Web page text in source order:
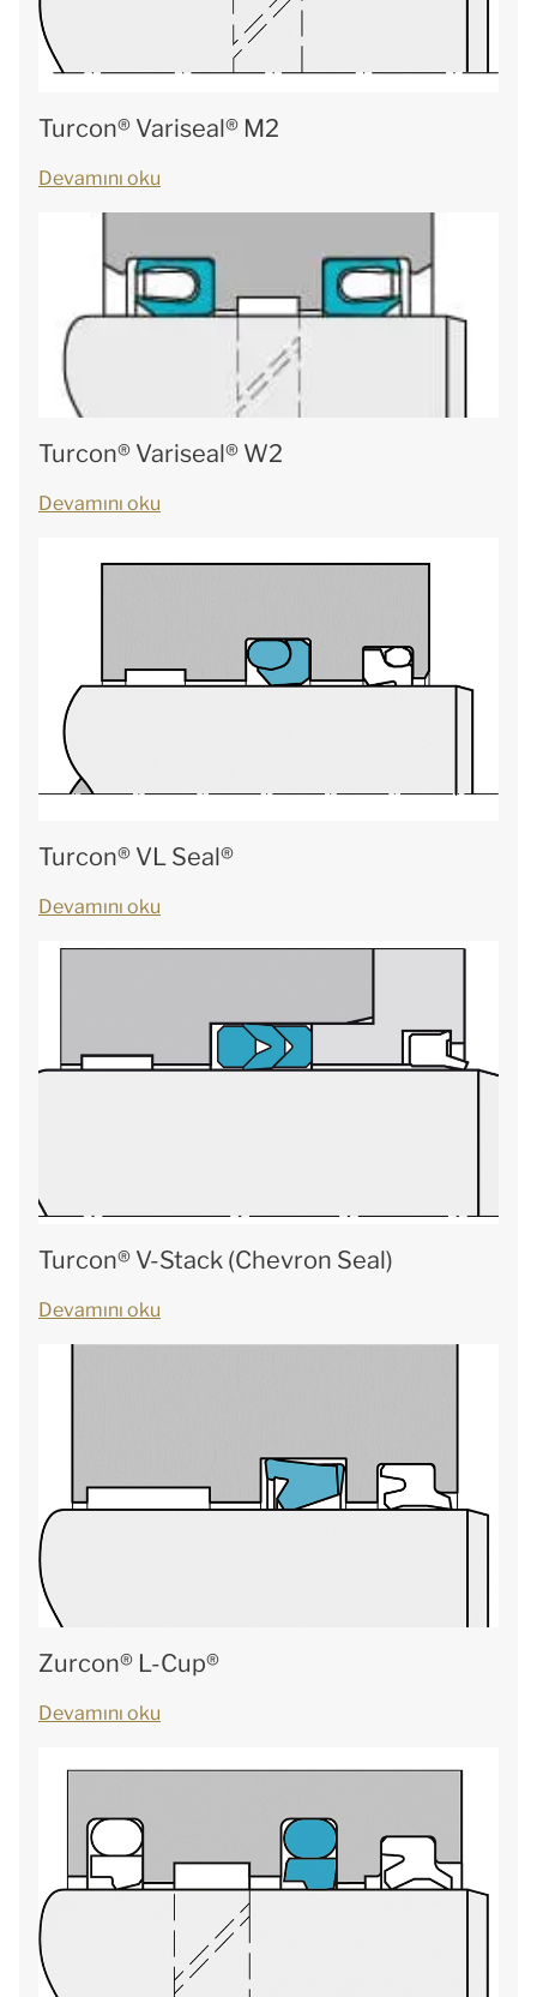
Turcon® Variseal® M2
Devamını oku
Turcon® Variseal® W2
Devamını oku
Turcon® VL Seal®
Devamını oku
Turcon® V-Stack (Chevron Seal)
Devamını oku
Zurcon® L-Cup®
Devamını oku